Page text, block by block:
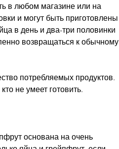
в любом магазине или на
и могут быть приготовлены
в день и два-три половинки
возвращаться к обычному
потребляемых продуктов.
не умеет готовить.
основана на очень